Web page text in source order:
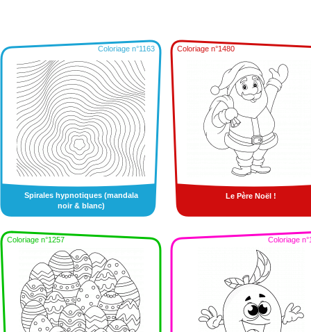
Coloriage n°1163
Spirales hypnotiques (mandala
noir & blanc)
Coloriage n°1480
Le Père Noël !
Coloriage n°1257 Coloriage